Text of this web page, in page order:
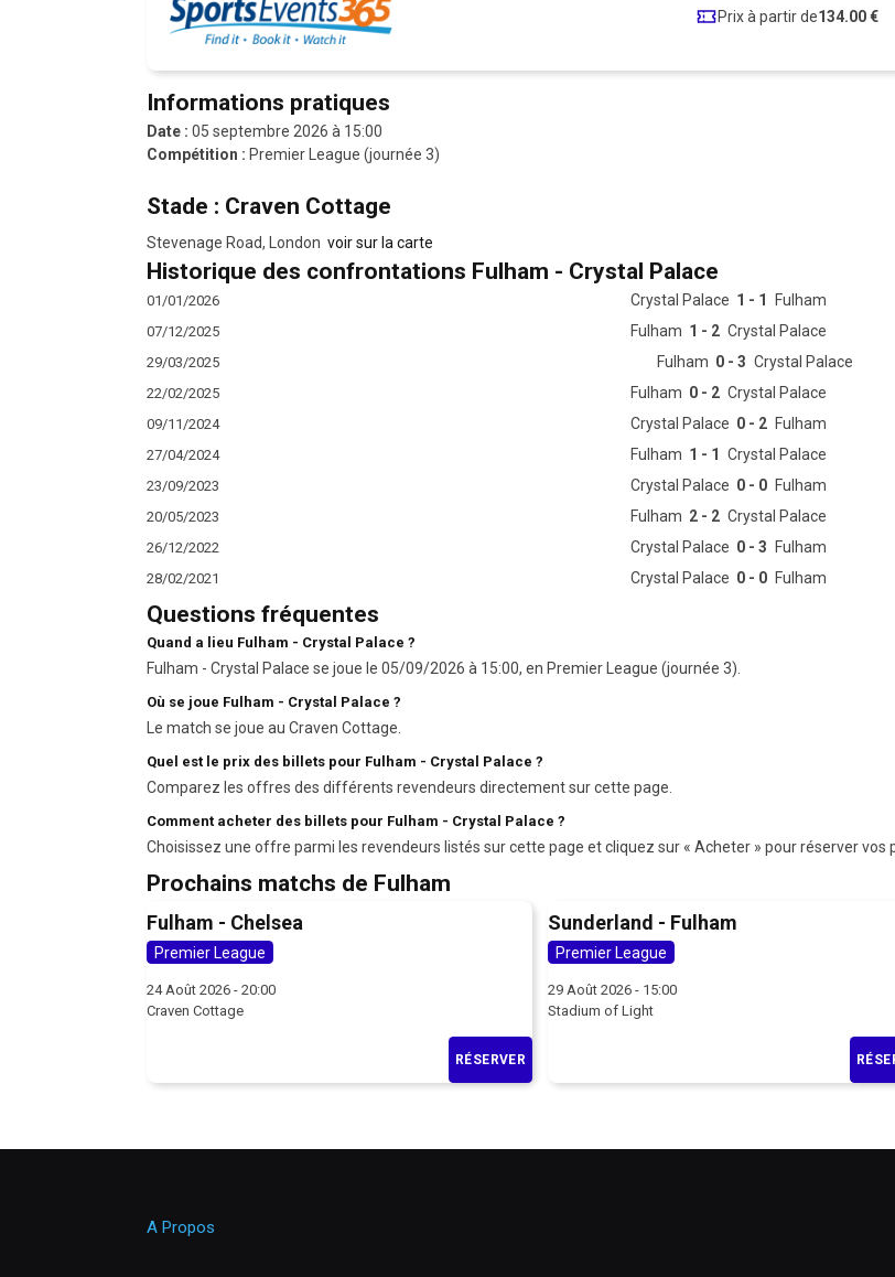
Prix à partir de134.00 €
Informations pratiques
Date : 05 septembre 2026 à 15:00
Compétition : Premier League (journée 3)
Stade : Craven Cottage
Stevenage Road, London voir sur la carte
Historique des confrontations Fulham - Crystal Palace
01/01/2026 Crystal Palace 1 - 1 Fulham
07/12/2025
Fulham 1 - 2 Crystal Palace
29/03/2025
Fulham 0 - 3 Crystal Palace
22/02/2025
Fulham 0 - 2 Crystal Palace
09/11/2024
Crystal Palace 0 - 2 Fulham
27/04/2024
Fulham 1 - 1 Crystal Palace
23/09/2023
Crystal Palace 0 - 0 Fulham
20/05/2023
Fulham 2 - 2 Crystal Palace
26/12/2022
Crystal Palace 0 - 3 Fulham
28/02/2021
Crystal Palace 0 - 0 Fulham
Questions fréquentes
Quand a lieu Fulham - Crystal Palace ?
Fulham - Crystal Palace se joue le 05/09/2026 à 15:00, en Premier League (journée 3).
Où se joue Fulham - Crystal Palace ?
Le match se joue au Craven Cottage.
Quel est le prix des billets pour Fulham - Crystal Palace ?
Comparez les offres des différents revendeurs directement sur cette page.
Comment acheter des billets pour Fulham - Crystal Palace ?
Choisissez une offre parmi les revendeurs listés sur cette page et cliquez sur « Acheter » pour réserver vos
Prochains matchs de Fulham
Fulham - Chelsea
Premier League
24 Août 2026 - 20:00
Craven Cottage
RÉSERVER
Sunderland - Fulham
Premier League
29 Août 2026 - 15:00
Stadium of Light
A Propos